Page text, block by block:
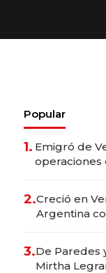
Popular
1. Emigró de
operaciones
2.Creció en
Argentina
marcas
3.De Paredes
Mirtha